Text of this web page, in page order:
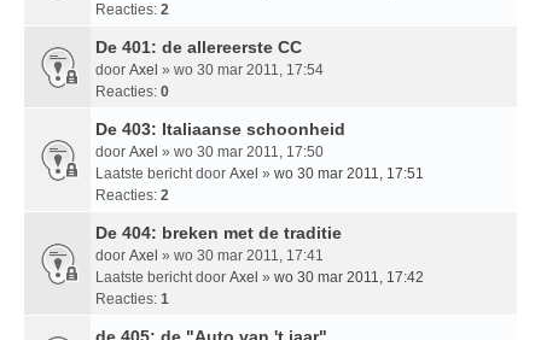
Reacties: 2
De 401: de allereerste CC
door Axel » wo 30 mar 2011, 17:54
Reacties: 0
De 403: Italiaanse schoonheid
door Axel » wo 30 mar 2011, 17:50
Laatste bericht door Axel » wo 30 mar 2011, 17:51
Reacties: 2
De 404: breken met de traditie
door Axel » wo 30 mar 2011, 17:41
Laatste bericht door Axel » wo 30 mar 2011, 17:42
Reacties: 1